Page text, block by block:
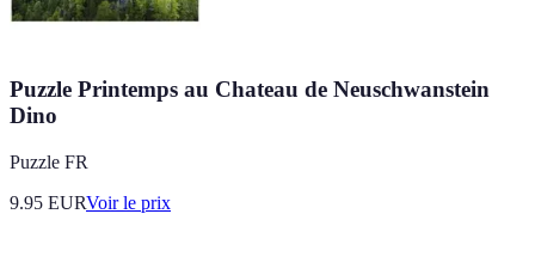
Puzzle Printemps au Chateau de Neuschwanstein
Dino
Puzzle FR
9.95 EURVoir le prix